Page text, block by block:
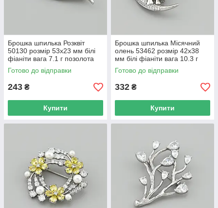
Брошка шпилька Розквіт
50130 розмір 53х23 мм білі
фіаніти вага 7.1 г позолота
Біле Золото
Готово до відправки
243 ₴
Купити
Брошка шпилька Місячний
олень 53462 розмір 42х38
мм білі фіаніти вага 10.3 г
позолота Біле Золото
Готово до відправки
332 ₴
Купити